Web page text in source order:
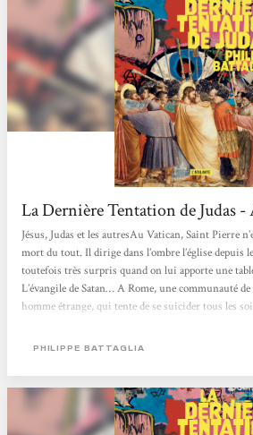
La Dernière Tentation de Judas -
Jésus, Judas et les autresAu Vatican, Saint Pierre
mort du tout. Il dirige dans l’ombre l’église depuis
toutefois très surpris quand on lui apporte une
L’évangile de Satan… A Rome, une communauté
homme étrange, qui tente de se suicider tous les
ramène même une jeune fille d’entre les morts.
PHILIPPE BATTAGLIA